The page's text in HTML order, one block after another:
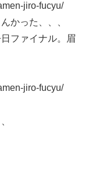
jiro-fucyu/
かった、、、
ファイナル。眉
jiro-fucyu/